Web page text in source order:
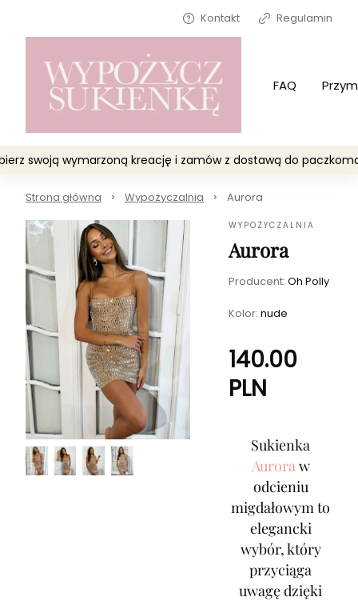
Kontakt Regulamin
FAQ
swoją wymarzoną kreację i zamów z dostawą do
Strona główna Wypożyczalnia Aurora
WYPOŻYCZALNIA
Aurora
Producent:Oh Polly
Kolor:nude
140.00
PLN
Sukienka
Auroraw
odcieniu
migdałowym to
elegancki
wybór, który
przyciąga
uwagę dzięki